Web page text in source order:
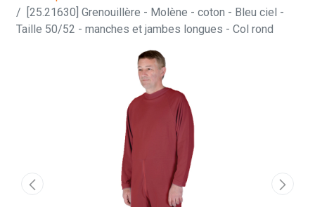
[25.21630] Grenouillère - Molène - coton - Bleu ciel -
Taille 50/52 - manches et jambes longues - Col rond